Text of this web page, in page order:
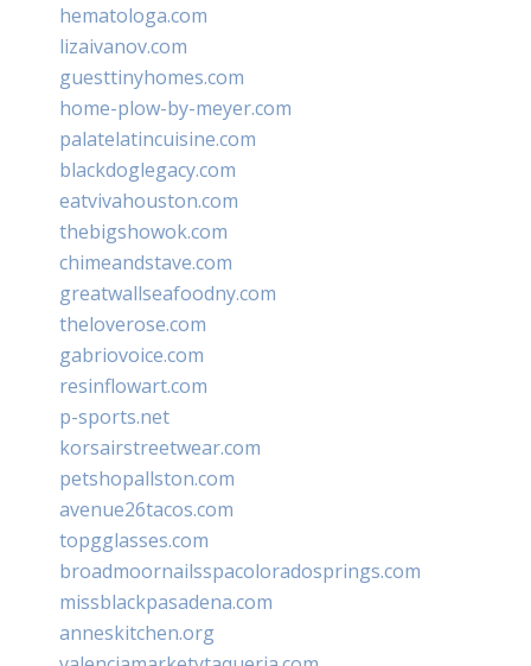
hematologa.com
lizaivanov.com
guesttinyhomes.com
home-plow-by-meyer.com
palatelatincuisine.com
blackdoglegacy.com
eatvivahouston.com
thebigshowok.com
chimeandstave.com
greatwallseafoodny.com
theloverose.com
gabriovoice.com
resinflowart.com
p-sports.net
korsairstreetwear.com
petshopallston.com
avenue26tacos.com
topgglasses.com
broadmoornailsspacoloradosprings.com
missblackpasadena.com
anneskitchen.org